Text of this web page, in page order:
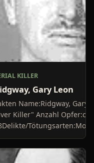
KILLER
Gary Leon
Name:Ridgway, Gary
Killer" Anzahl Opfer:ca.